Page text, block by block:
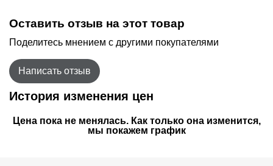
Оставить отзыв на этот товар
Поделитесь мнением с другими покупателями
Написать отзыв
История изменения цен
Цена пока не менялась. Как только она изменится,
мы покажем график